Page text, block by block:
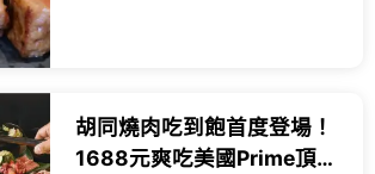
胡同燒肉吃到飽首度登場！
1688元爽吃美國Prime頂級